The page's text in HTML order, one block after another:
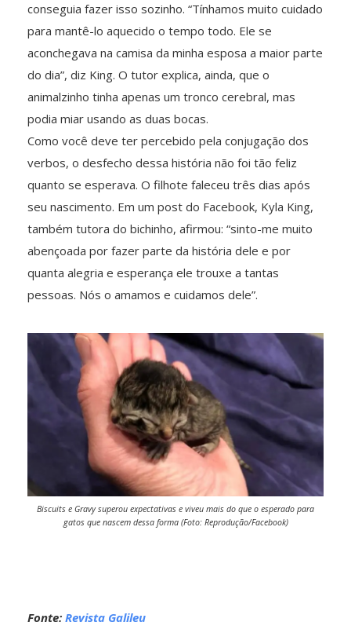
conseguia fazer isso sozinho. “Tínhamos muito cuidado
para mantê-lo aquecido o tempo todo. Ele se
aconchegava na camisa da minha esposa a maior parte
do dia”, diz King. O tutor explica, ainda, que o
animalzinho tinha apenas um tronco cerebral, mas
podia miar usando as duas bocas.
Como você deve ter percebido pela conjugação dos
verbos, o desfecho dessa história não foi tão feliz
quanto se esperava. O filhote faleceu três dias após
seu nascimento. Em um post do Facebook, Kyla King,
também tutora do bichinho, afirmou: “sinto-me muito
abençoada por fazer parte da história dele e por
quanta alegria e esperança ele trouxe a tantas
pessoas. Nós o amamos e cuidamos dele”.
Biscuits e Gravy superou expectativas e viveu mais do que o esperado para
gatos que nascem dessa forma (Foto: Reprodução/Facebook)
Fonte: Revista Galileu